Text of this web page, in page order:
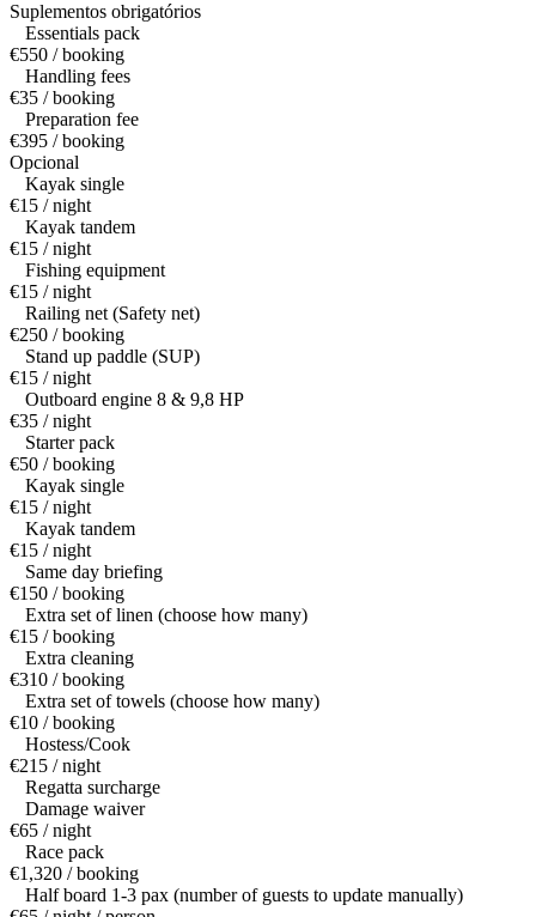
Suplementos obrigatórios
Essentials pack
€550 / booking
Handling fees
€35 / booking
Preparation fee
€395 / booking
Opcional
Kayak single
€15 / night
Kayak tandem
€15 / night
Fishing equipment
€15 / night
Railing net (Safety net)
€250 / booking
Stand up paddle (SUP)
€15 / night
Outboard engine 8 & 9,8 HP
€35 / night
Starter pack
€50 / booking
Kayak single
€15 / night
Kayak tandem
€15 / night
Same day briefing
€150 / booking
Extra set of linen (choose how many)
€15 / booking
Extra cleaning
€310 / booking
Extra set of towels (choose how many)
€10 / booking
Hostess/Cook
€215 / night
Regatta surcharge
Damage waiver
€65 / night
Race pack
€1,320 / booking
Half board 1-3 pax (number of guests to update manually)